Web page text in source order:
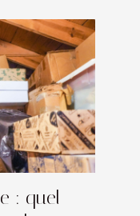
: quel